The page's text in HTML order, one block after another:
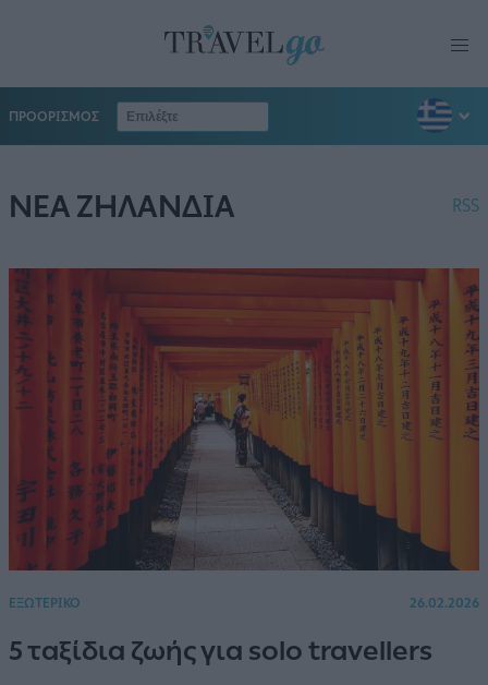
ΠΡΟΟΡΙΣΜΟΣ
ΝΕΑ ΖΗΛΑΝΔΙΑ RSS
ΕΞΩΤΕΡΙΚΟ 26.02.2026
5 ταξίδια ζωής για solo travellers